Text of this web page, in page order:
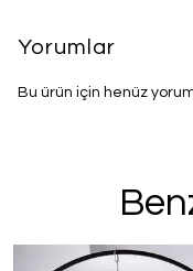
Yorumlar
Bu ürün için henüz